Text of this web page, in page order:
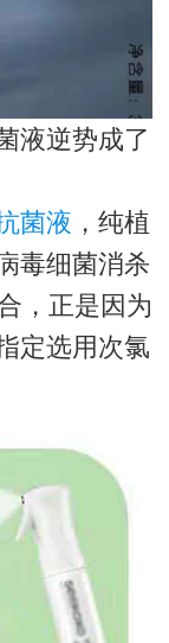
液逆势成了
菌液 ，纯植
毒细菌消杀
，正是因为
定选用次氯